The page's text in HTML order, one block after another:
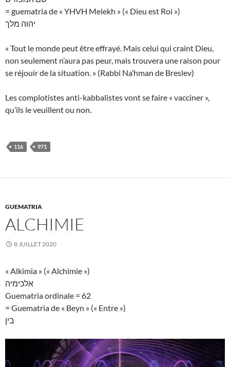
= guematria de « YHVH Melekh » (« Dieu est Roi »)
יהוה מלך
« Tout le monde peut être effrayé. Mais celui qui craint Dieu,
non seulement n’aura pas peur, mais trouvera une raison pour
se réjouir de la situation. » (Rabbi Na’hman de Breslev)
Les complotistes anti-kabbalistes vont se faire « vacciner »,
qu’ils le veuillent ou non.
116 971
GUEMATRIA
ALCHIMIE
8 JUILLET 2020
« Alkimia » (« Alchimie »)
אלכימיה
Guematria ordinale = 62
= Guematria de « Beyn » (« Entre »)
בין